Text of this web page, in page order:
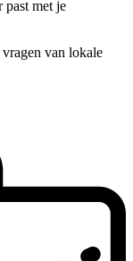
past met je
van lokale